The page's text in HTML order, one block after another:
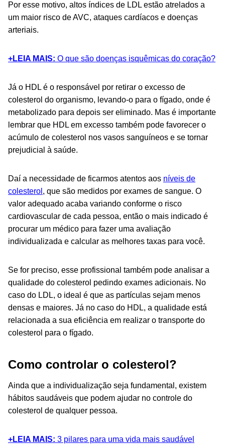
Por esse motivo, altos índices de LDL estão atrelados a
um maior risco de AVC, ataques cardíacos e doenças
arteriais.
+LEIA MAIS: O que são doenças isquêmicas do coração?
Já o HDL é o responsável por retirar o excesso de
colesterol do organismo, levando-o para o fígado, onde é
metabolizado para depois ser eliminado. Mas é importante
lembrar que HDL em excesso também pode favorecer o
acúmulo de colesterol nos vasos sanguíneos e se tornar
prejudicial à saúde.
Daí a necessidade de ficarmos atentos aos níveis de
colesterol , que são medidos por exames de sangue. O
valor adequado acaba variando conforme o risco
cardiovascular de cada pessoa, então o mais indicado é
procurar um médico para fazer uma avaliação
individualizada e calcular as melhores taxas para você.
Se for preciso, esse profissional também pode analisar a
qualidade do colesterol pedindo exames adicionais. No
caso do LDL, o ideal é que as partículas sejam menos
densas e maiores. Já no caso do HDL, a qualidade está
relacionada a sua eficiência em realizar o transporte do
colesterol para o fígado.
Como controlar o colesterol?
Ainda que a individualização seja fundamental, existem
hábitos saudáveis que podem ajudar no controle do
colesterol de qualquer pessoa.
+LEIA MAIS: 3 pilares para uma vida mais saudável